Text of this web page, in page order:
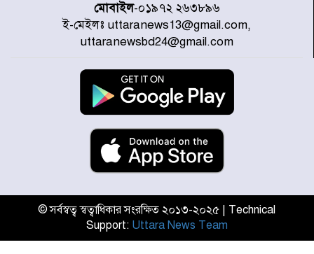
বগুড়া ও সিলেটে সড়ক দুর্ঘটনায় নিহত
জুলাইয়ে দেশজুড়ে ৪৫৮টি সড়ক
দুর্ঘটনায় ৪১৬ জন নিহত হয়েছেন
হারিয়ে যাওয়া শিশুকে পরিবারের কাছে
থানার ওসি
আজ থেকে উন্মুক্ত ‘জুলাই গণঅভ্যুত্থান
মোবাইল-০১৯৭২ ২৬৩৮৯৬
ই-মেইলঃ uttaranews13@gmail.com,
uttaranewsbd24@gmail.com
© সর্বস্বত্ব স্বত্বাধিকার সংরক্ষিত ২০১৩-২০২৫ | Technical
Support: Uttara News Team